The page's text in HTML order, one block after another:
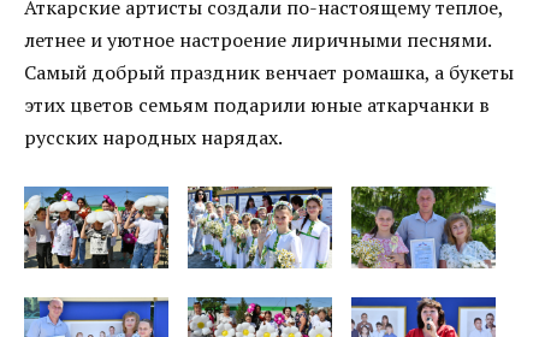
Аткарские артисты создали по-настоящему теплое,
летнее и уютное настроение лиричными песнями.
Самый добрый праздник венчает ромашка, а букеты
этих цветов семьям подарили юные аткарчанки в
русских народных нарядах.